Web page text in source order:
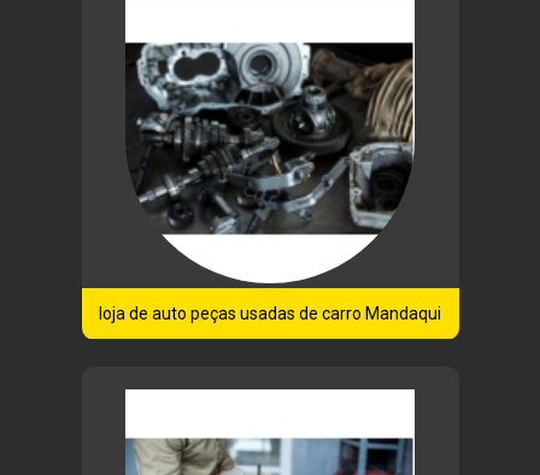
loja de auto peças usadas de carro Mandaqui